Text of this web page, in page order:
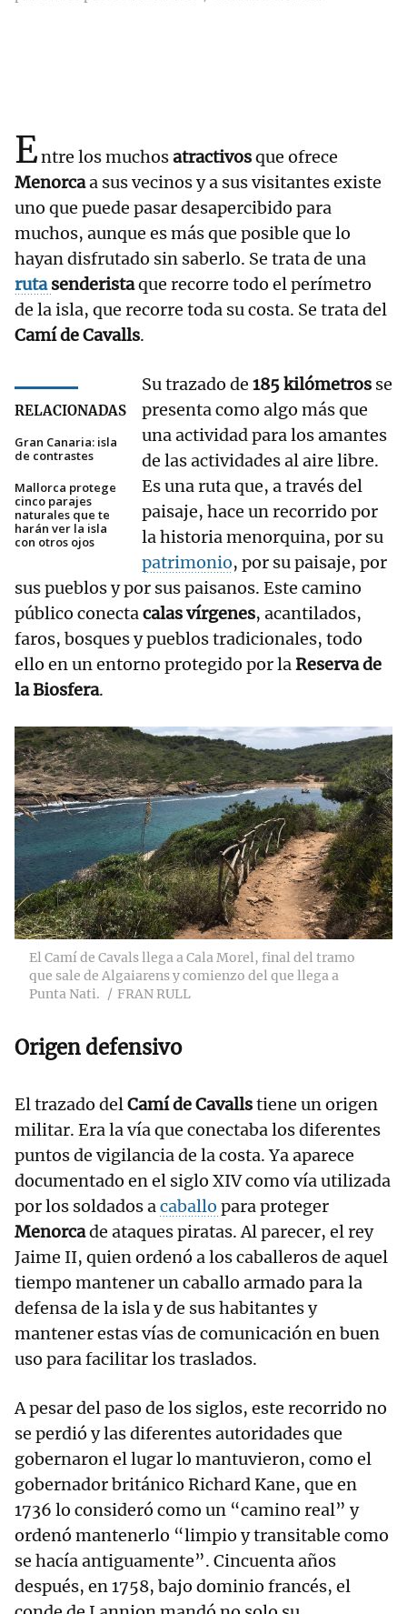
Entre los muchosatractivosque ofrece
Menorcaa sus vecinos y a sus visitantes existe
uno que puede pasar desapercibido para
muchos, aunque es más que posible que lo
hayan disfrutado sin saberlo. Se trata de una
rutasenderistaque recorre todo el perímetro
de la isla, que recorre toda su costa. Se trata del
Camí de Cavalls.
RELACIONADAS
Gran Canaria: isla
de contrastes
Mallorca protege
cinco parajes
naturales que te
harán ver la isla
con otros ojos
Su trazado de 185 kilómetros se
presenta como algo más que
una actividad para los amantes
de las actividades al aire libre.
Es una ruta que, a través del
paisaje, hace un recorrido por
la historia menorquina, por su
patrimonio, por su paisaje, por
sus pueblos y por sus paisanos. Este camino
público conectacalas vírgenes, acantilados,
faros, bosques y pueblos tradicionales, todo
ello en un entorno protegido por laReserva de
la Biosfera.
El Camí de Cavals llega a Cala Morel, final del tramo
que sale de Algaiarens y comienzo del que llega a
Punta Nati.
FRAN RULL
Origen defensivo
El trazado delCamí de Cavallstiene un origen
militar. Era la vía que conectaba los diferentes
puntos de vigilancia de la costa. Ya aparece
documentado en el siglo XIV como vía utilizada
por los soldados acaballo para proteger
Menorcade ataques piratas. Al parecer, el rey
Jaime II, quien ordenó a los caballeros de aquel
tiempo mantener un caballo armado para la
defensa de la isla y de sus habitantes y
mantener estas vías de comunicación en buen
uso para facilitar los traslados.
A pesar del paso de los siglos, este recorrido no
se perdió y las diferentes autoridades que
gobernaron el lugar lo mantuvieron, como el
gobernador británico Richard Kane, que en
1736 lo consideró como un “camino real” y
ordenó mantenerlo “limpio y transitable como
se hacía antiguamente”. Cincuenta años
después, en 1758, bajo dominio francés, el